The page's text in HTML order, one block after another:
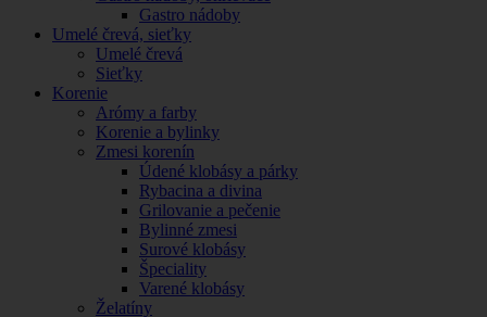
Gastro nádoby
Umelé črevá, sieťky
Umelé črevá
Sieťky
Korenie
Arómy a farby
Korenie a bylinky
Zmesi korenín
Údené klobásy a párky
Rybacina a divina
Grilovanie a pečenie
Bylinné zmesi
Surové klobásy
Špeciality
Varené klobásy
Želatíny